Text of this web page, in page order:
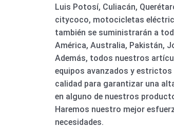
Luis Potosí, Culiacán,
citycoco, motocicletas
también se suministrarán a
América, Australia, Pakistán,
Además, todos nuestros
equipos avanzados y
calidad para garantizar una
en alguno de nuestros
Haremos nuestro mejor
necesidades.